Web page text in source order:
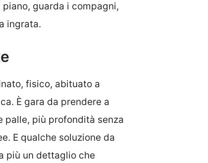
guarda i compagni,
ingrata.
fisico, abituato a
È gara da prendere a
palle, più profondità senza
E qualche soluzione da
più un dettaglio che